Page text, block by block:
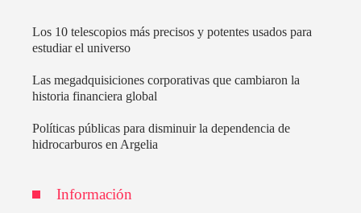
Los 10 telescopios más precisos y potentes usados para
estudiar el universo
Las megadquisiciones corporativas que cambiaron la
historia financiera global
Políticas públicas para disminuir la dependencia de
hidrocarburos en Argelia
Información